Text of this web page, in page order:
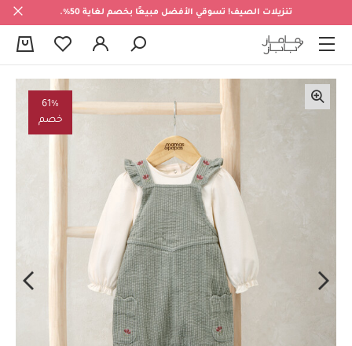
تنزيلات الصيف! تسوقي الأفضل مبيعًا بخصم لغاية 50%.
61%
خصم